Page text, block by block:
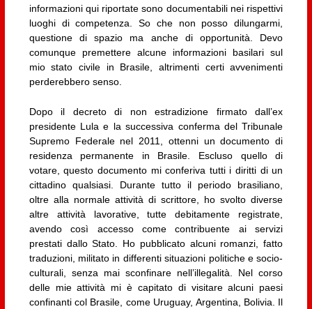
informazioni qui riportate sono documentabili nei rispettivi
luoghi di competenza. So che non posso dilungarmi,
questione di spazio ma anche di opportunità. Devo
comunque premettere alcune informazioni basilari sul
mio stato civile in Brasile, altrimenti certi avvenimenti
perderebbero senso.
Dopo il decreto di non estradizione firmato dall’ex
presidente Lula e la successiva conferma del Tribunale
Supremo Federale nel 2011, ottenni un documento di
residenza permanente in Brasile. Escluso quello di
votare, questo documento mi conferiva tutti i diritti di un
cittadino qualsiasi. Durante tutto il periodo brasiliano,
oltre alla normale attività di scrittore, ho svolto diverse
altre attività lavorative, tutte debitamente registrate,
avendo così accesso come contribuente ai servizi
prestati dallo Stato. Ho pubblicato alcuni romanzi, fatto
traduzioni, militato in differenti situazioni politiche e socio-
culturali, senza mai sconfinare nell’illegalità. Nel corso
delle mie attività mi è capitato di visitare alcuni paesi
confinanti col Brasile, come Uruguay, Argentina, Bolivia. Il